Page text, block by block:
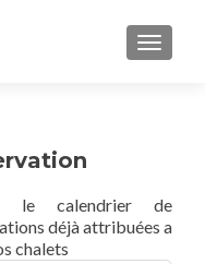
le calendrier de
déjà attribuées a
chalets